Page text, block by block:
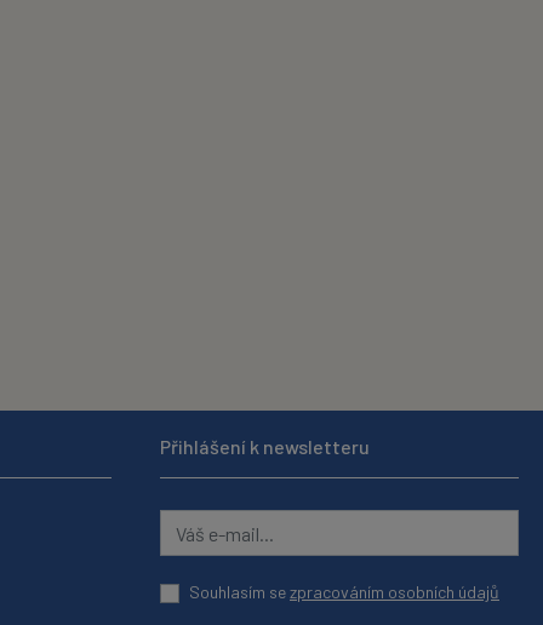
Přihlášení k newsletteru
Souhlasím sezpracováním osobních údajů